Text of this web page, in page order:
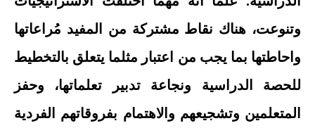
وتنوعت، هناك نقاط مشتركة من المفيد مُراعاتها
واحاطتها بما يجب من اعتبار مثلما يتعلق بالتخطيط
للحصة الدراسية ونجاعة تدبير تعلماتها، وحفز
المتعلمين وتشجيعهم والاهتمام بفروقاتهم الفردية